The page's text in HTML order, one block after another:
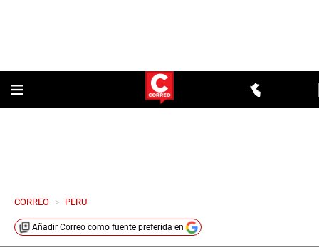
CORREO > PERU
Añadir Correo como fuente preferida en